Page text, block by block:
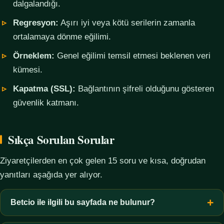
dalgalandığı.
Regresyon: Aşırı iyi veya kötü serilerin zamanla
ortalamaya dönme eğilimi.
Örneklem: Genel eğilimi temsil etmesi beklenen veri
kümesi.
Kapatma (SSL): Bağlantının şifreli olduğunu gösteren
güvenlik katmanı.
Sıkça Sorulan Sorular
Ziyaretçilerden en çok gelen 15 soru ve kısa, doğrudan
yanıtları aşağıda yer alıyor.
Betcio ile ilgili bu sayfada ne bulunur?
Bu sayfada yalnızca kavramsal bilgi, terim açıklamaları, veri